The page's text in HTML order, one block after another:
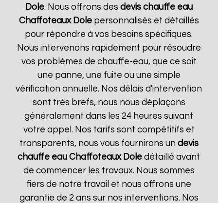
Dole. Nous offrons des devis chauffe eau
Chaffoteaux Dolepersonnalisés et détaillés
pour répondre à vos besoins spécifiques.
Nous intervenons rapidement pour résoudre
vos problèmes de chauffe-eau, que ce soit
une panne, une fuite ou une simple
vérification annuelle. Nos délais d'intervention
sont très brefs, nous nous déplaçons
généralement dans les 24 heures suivant
votre appel. Nos tarifs sont compétitifs et
transparents, nous vous fournirons un devis
chauffe eau Chaffoteaux Dole détaillé avant
de commencer les travaux. Nous sommes
fiers de notre travail et nous offrons une
garantie de 2 ans sur nos interventions. Nos